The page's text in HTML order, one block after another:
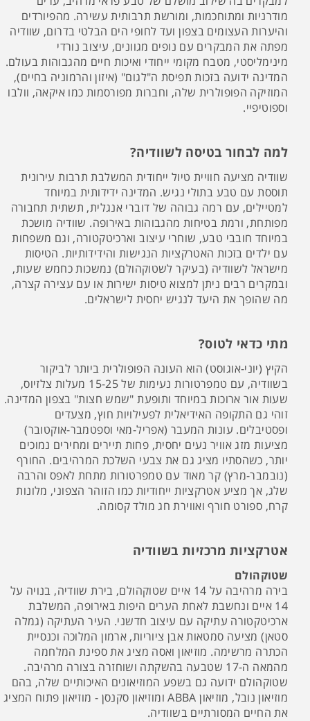
מודרניות ומתוחכמות, ומורשת תרבותית עשירה. מהפיורדים
והיערות העצומים בצפון ועד לחופי הים הבלטי בדרום, שוודיה
מפתה את המבקרים עם נופים מגוונים, עיצוב נורדי
מינימליסטי, מטבח מקומי ייחודי ואיכות חיים מהגבוהות בעולם.
המדינה ידועה בזכות תפיסת ה"לגום" (איזון והרמוניה בחיים),
המוזיקה הפופולרית שלה, וחברות מפורסמות כמו איקאה, וולבו
וספוטיפיי.
למה לבחור בטיסה לשוודיה?
שוודיה מציעה חוויית טיול ייחודית המשלבת תרבות עירונית
תוססת עם טבע בתולי נגיש. המדינה ידידותית במיוחד
למטיילים, עם רמה גבוהה של דוברי אנגלית, תשתית תחבורה
מפותחת, ורמת בטיחות מהגבוהות באירופה. שוודיה מושכת
במיוחד חובבי טבע, שוחרי עיצוב וארכיטקטורה, וגם משפחות
עם ילדים בזכות האטרקציות הנגישות והידידותיות. הטיסות
מישראל לשוודיה (בעיקר לשטוקהולם) נמשכות כחמש שעות,
ובמקרים רבים ניתן למצוא טיסות ישירות או עם עצירה קצרה,
מה שהופך את היעד לנגיש יחסית לישראלים.
מתי כדאי לטוס?
הקיץ (יוני-אוגוסט) הוא העונה הפופולרית ביותר לביקור
בשוודיה, עם טמפרטורות נעימות של 15-25 מעלות צלזיוס,
שעות אור ארוכות במיוחד ותופעת "שמש חצות" בצפון המדינה.
זוהי גם התקופה האידיאלית לפעילויות חוץ, מצעדים
ופסטיבלים. עונות המעבר (אפריל-מאי וספטמבר-אוקטובר)
מציעות מזג אוויר נעים יחסית, פחות תיירים ומחירים נמוכים
יותר, כשהסתיו מציג גם את צבעי השלכת המרהיבים. החורף
(נובמבר-מרץ) קר מאוד עם טמפרטורות מתחת לאפס והרבה
שלג, אך מציע אטרקציות ייחודיות כמו הזוהר הצפוני, מלונות
קרח, ספורט חורף ואווירת חג מולד קסומה.
אטרקציות מרכזיות בשוודיה
שטוקהולם
בירה מרהיבה על 14 איים שטוקהולם, בירת שוודיה, בנויה על
14 איים ונחשבת לאחת הערים היפות באירופה, המשלבת
ארכיטקטורה עתיקה עם עיצוב חדשני. העיר העתיקה (גמלה
סטאן) מציעה סמטאות אבן ציוריות, ארמון המלוכה וכנסיית
הכתרה מרשימה. מוזיאון ואסה מציג את ספינת המלחמה
מהמאה ה-17 שטבעה בהשקתה ושוחזרה בצורה מרהיבה.
שטוקהולם ידועה גם בשפע המוזיאונים האיכותיים שלה, בהם
מוזיאון נובל, מוזיאון ABBA ומוזיאון סקנסן - מוזיאון פתוח המציג
את החיים המסורתיים בשוודיה.